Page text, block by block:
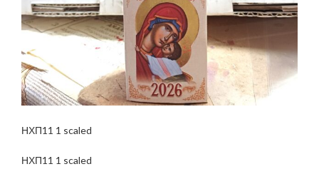
ΗΧΠ11 1 scaled
ΗΧΠ11 1 scaled